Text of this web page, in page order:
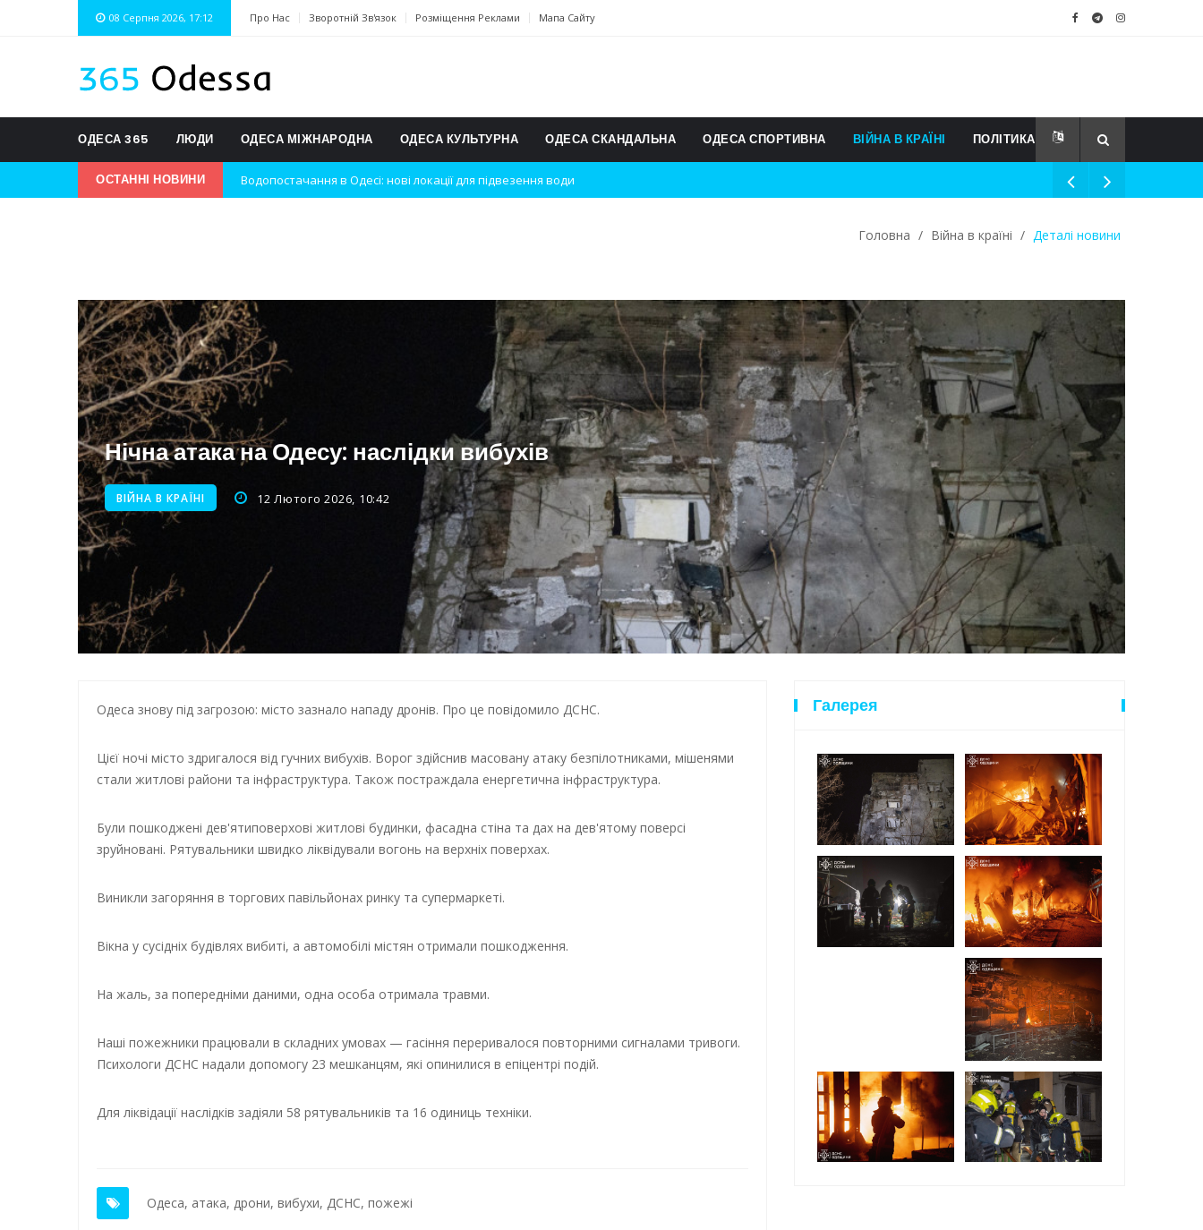
08 Серпня 2026, 17:12 Про Нас Зворотній Зв'язок Розміщення Реклами Мапа Сайту
ОДЕСА 365 ЛЮДИ ОДЕСА МІЖНАРОДНА ОДЕСА КУЛЬТУРНА ОДЕСА СКАНДАЛЬНА ОДЕСА СПОРТИВНА ВІЙНА В КРАЇНІ ПОЛІТИКА
ОСТАННІ НОВИНИ
Нічна атака на Одесу: наслідки вибухів
Новини з Зимової школи інсульту в Швейцарії
Інтеграція ветеранів в українське суспільство
Нічна атака на Одесу: наслідки обстрілу
Енергетична підтримка для Одеси
Головна / Війна в країні / Деталі новини
Нічна атака на Одесу: наслідки вибухів
ВІЙНА В КРАЇНІ 12 Лютого 2026, 10:42
Одеса знову під загрозою: місто зазнало нападу дронів. Про це повідомило ДСНС.
Цієї ночі місто здригалося від гучних вибухів. Ворог здійснив масовану атаку безпілотниками, мішенями
стали житлові райони та інфраструктура. Також постраждала енергетична інфраструктура.
Були пошкоджені дев'ятиповерхові житлові будинки, фасадна стіна та дах на дев'ятому поверсі
зруйновані. Рятувальники швидко ліквідували вогонь на верхніх поверхах.
Виникли загоряння в торгових павільйонах ринку та супермаркеті.
Вікна у сусідніх будівлях вибиті, а автомобілі містян отримали пошкодження.
На жаль, за попередніми даними, одна особа отримала травми.
Наші пожежники працювали в складних умовах — гасіння переривалося повторними сигналами тривоги.
Психологи ДСНС надали допомогу 23 мешканцям, які опинилися в епіцентрі подій.
Для ліквідації наслідків задіяли 58 рятувальників та 16 одиниць техніки.
Одеса, атака, дрони, вибухи, ДСНС, пожежі
Галерея